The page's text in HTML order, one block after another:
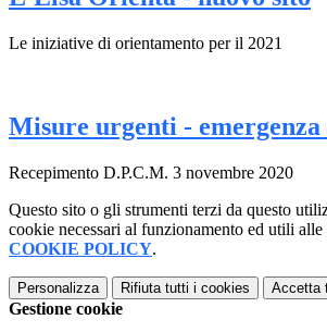
Le iniziative di orientamento per il 2021
Misure urgenti -
Recepimento D.P.C.M. 3 novembre 2020
Questo sito o gli strumenti terzi da questo
cookie necessari al funzionamento ed utili
COOKIE POLICY.
Personalizza Rifiuta tutti i cookies Accetta
Gestione cookie